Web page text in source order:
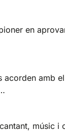
en
acorden amb
músic i